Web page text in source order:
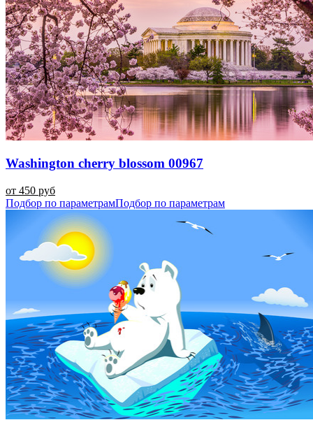
Washington cherry blossom 00967
от 450 руб
Подбор по параметрамПодбор по параметрам